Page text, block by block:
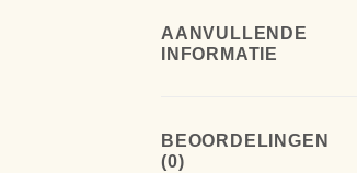
AANVULLENDE
INFORMATIE
BEOORDELINGEN
(0)